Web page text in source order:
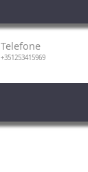
Telefone
+351253415969